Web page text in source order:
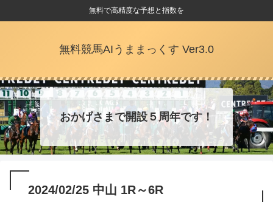
無料で高精度な予想と指数を
無料競馬AIうままっくす Ver3.0
おかげさまで開設５周年です！
2024/02/25 中山 1R～6R